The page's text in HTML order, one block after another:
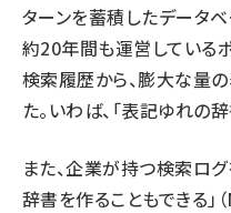
ターンを蓄積したデータ
約20年間も運営している
検索履歴から、膨大な量
た。いわば、「表記ゆれの
また、企業が持つ検索ロ
辞書を作ることもできる」